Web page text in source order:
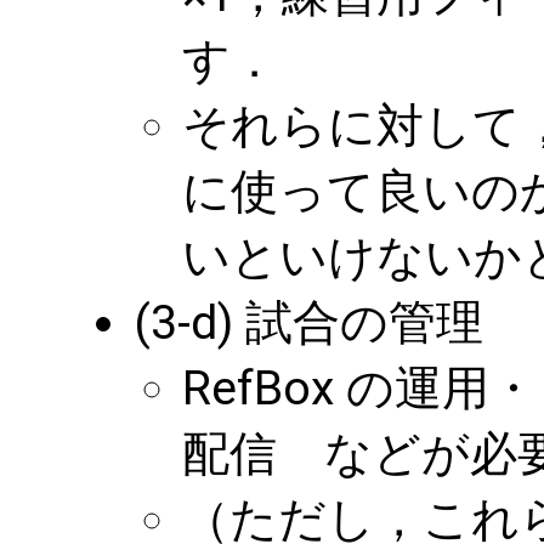
す．
それらに対して
に使って良いの
いといけないか
(3-d) 試合の管理
RefBox の運用
配信 などが必
（ただし，こ